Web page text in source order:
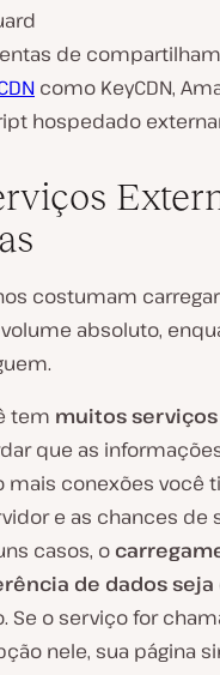
de
como KeyCDN,
hospedado
costumam
absoluto,
tem muitos
que as
mais conexões você
e as chances
casos, o
de dados
Se o serviço for
nele, sua página